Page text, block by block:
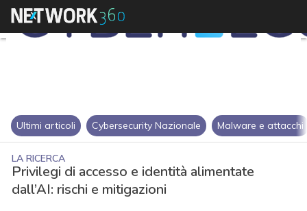
Ultimi articoli Cybersecurity Nazionale Malware e attacchi
LA RICERCA
Privilegi di accesso e identità alimentate
dall’AI: rischi e mitigazioni